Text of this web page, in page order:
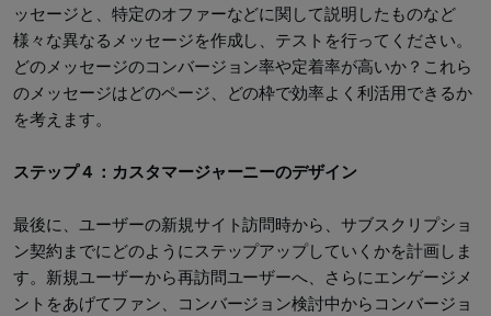
ッセージと、特定のオファーなどに関して説明したものなど
様々な異なるメッセージを作成し、テストを行ってください。
どのメッセージのコンバージョン率や定着率が高いか？これら
のメッセージはどのページ、どの枠で効率よく利活用できるか
を考えます。
ステップ４：カスタマージャーニーのデザイン
最後に、ユーザーの新規サイト訪問時から、サブスクリプショ
ン契約までにどのようにステップアップしていくかを計画しま
す。新規ユーザーから再訪問ユーザーへ、さらにエンゲージメ
ントをあげてファン、コンバージョン検討中からコンバージョ